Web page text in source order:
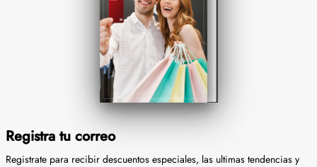
Registra tu correo
Registrate para recibir descuentos especiales, las ultimas tendencias y